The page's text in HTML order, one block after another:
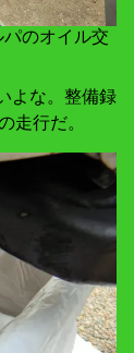
のオイル交
よな。整備録
行だ。